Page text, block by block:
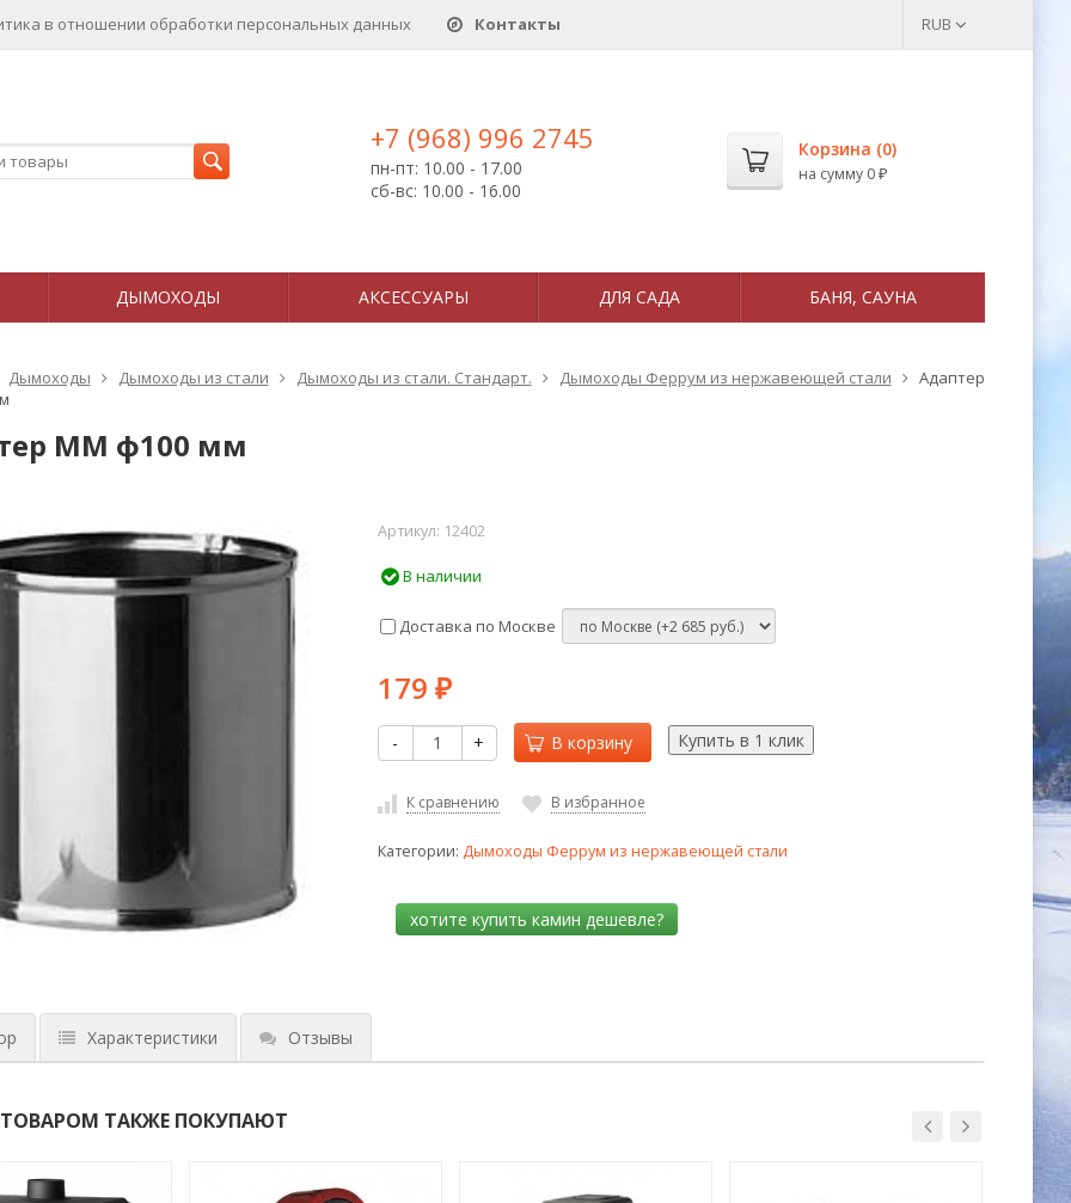
в отношении обработки персональных данныx Контакты RUB
+7 (968) 996 2745
пн-пт: 10.00 - 17.00
сб-вс: 10.00 - 16.00
Корзина (0)
на сумму 0 ₽
ДЫМОХОДЫ АКСЕССУАРЫ ДЛЯ САДА БАНЯ, САУНА
Дымоходы Дымоходы из стали Дымоходы из стали. Стандарт. Дымоходы Феррум из нержавеющей стали
Адаптер
ММ ф100 мм
Артикул: 12402
В наличии
Доставка по Москве
179 ₽
- + В корзину
К сравнению В избранное
Категории: Дымоходы Феррум из нержавеющей стали
Характеристики Отзывы
ТАКЖЕ ПОКУПАЮТ